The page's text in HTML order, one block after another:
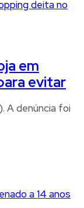
em
evitar
A denúncia foi